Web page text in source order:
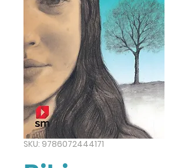
SKU: 9786072444171